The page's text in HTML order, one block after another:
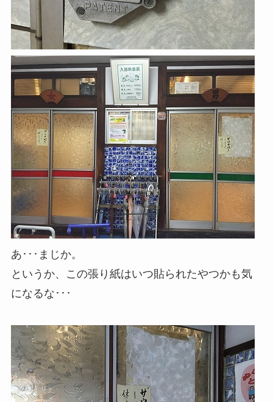
あ･･･まじか。
というか、この張り紙はいつ貼られたやつかも気
になるな･･･